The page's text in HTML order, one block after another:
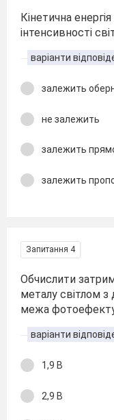
Кінетична
інтенсивності
варіанти
залежить
не залежить
залежить
залежить
Запитання 4
Обчислити
металу світлом
межа
варіанти
1,9 В
2,9 В